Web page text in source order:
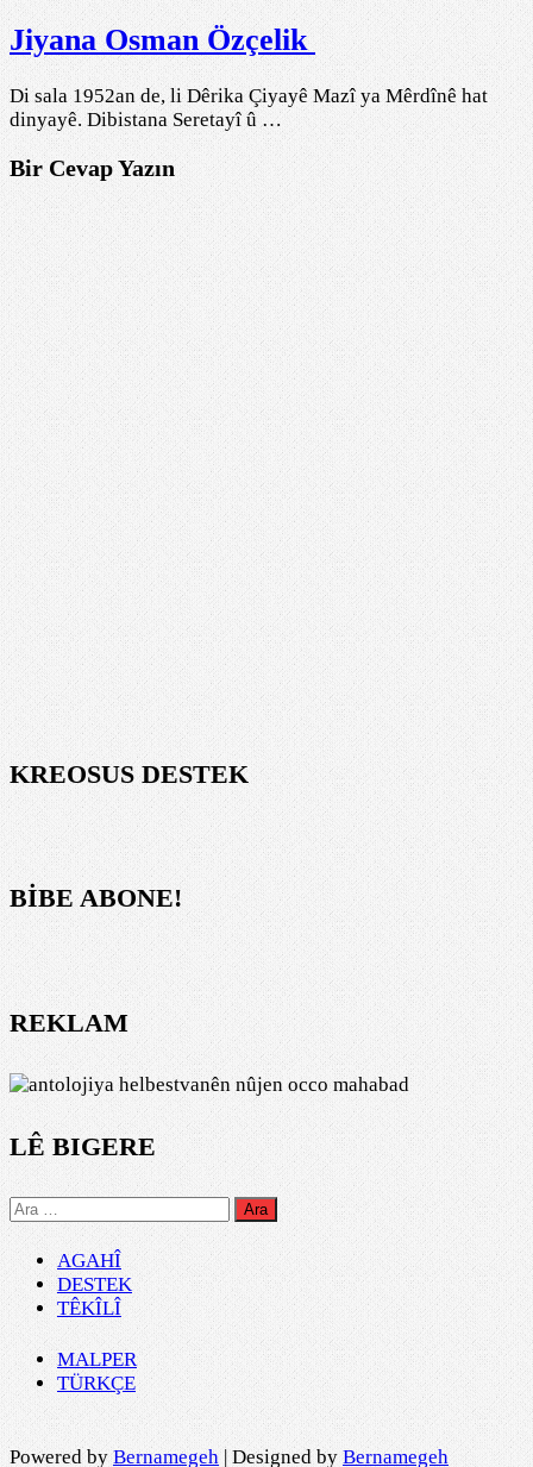
Jiyana Osman Özçelik
Di sala 1952an de, li Dêrika Çiyayê Mazî ya Mêrdînê hat
dinyayê. Dibistana Seretayî û …
Bir Cevap Yazın
KREOSUS DESTEK
BİBE ABONE!
REKLAM
LÊ BIGERE
Arama:
AGAHÎ
DESTEK
TÊKÎLÎ
MALPER
TÜRKÇE
Powered by Bernamegeh | Designed by Bernamegeh